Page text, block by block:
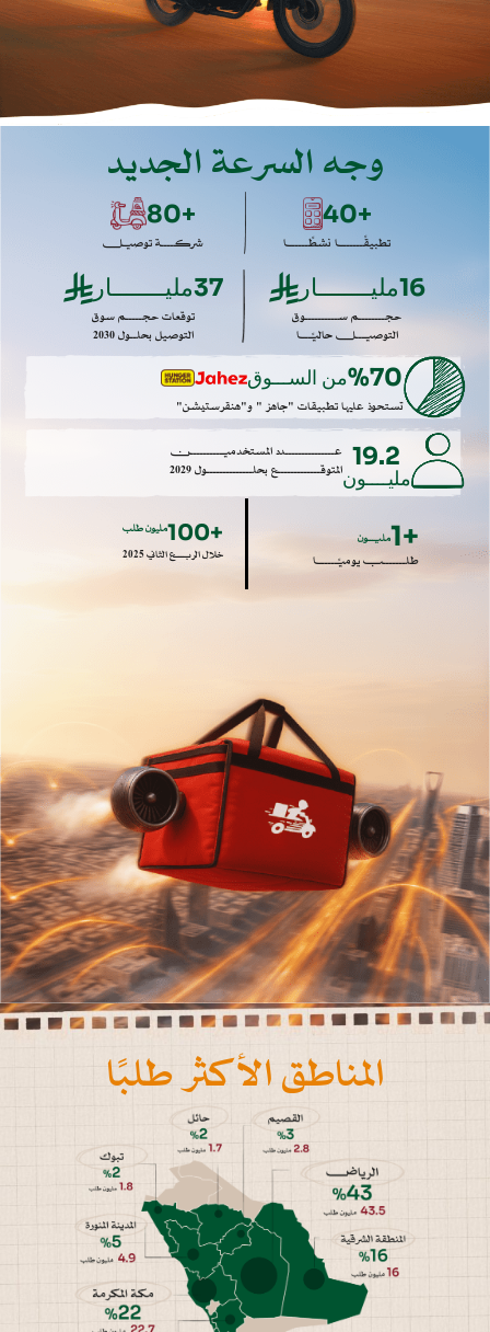
وجه السرعة الجديد
+40
تطبيقًـــــــا نشطًــــــا
+80
شركـــــة توصيــل
16مليــــــــار
حجــــــــم ســــــــــوق
التوصيــــل حاليًـــا
37مليــــــــار
توقعات حجـــــم سوق
التوصيل بحلــول 2030
%70من الســـوق
تستحوذ عليها تطبيقات "جاهز " و"هنقرستيشن"
19.2
مليــــون
عـــــــــــــــدد المستخدميـــــــــــن
المتوقـــــــــــــع بحلــــــــــــــول 2029
+1 مليـــون
طلــــــــب يوميًــــــا
+100
مليون طلب
خلال الربــــع الثاني 2025
المناطق الأكثر طلبًا